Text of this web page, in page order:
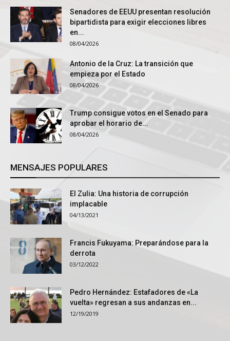
Senadores de EEUU presentan resolución
bipartidista para exigir elecciones libres
en...
08/04/2026
Antonio de la Cruz: La transición que
empieza por el Estado
08/04/2026
Trump consigue votos en el Senado para
aprobar el horario de...
08/04/2026
MENSAJES POPULARES
El Zulia: Una historia de corrupción
implacable
04/13/2021
Francis Fukuyama: Preparándose para la
derrota
03/12/2022
Pedro Hernández: Estafadores de «La
vuelta» regresan a sus andanzas en...
12/19/2019